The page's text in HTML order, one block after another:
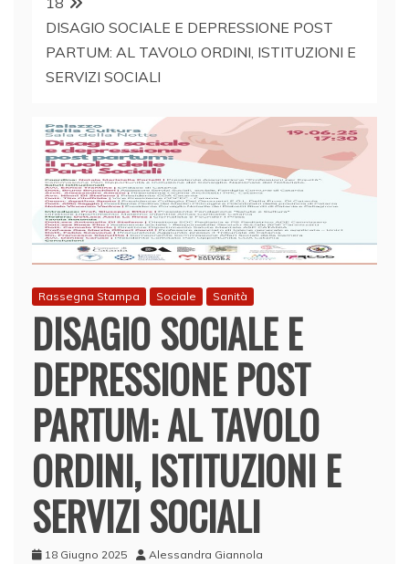
DISAGIO SOCIALE E DEPRESSIONE POST
PARTUM: AL TAVOLO ORDINI, ISTITUZIONI E
SERVIZI SOCIALI
Rassegna Stampa Sociale Sanità
DISAGIO SOCIALE E
DEPRESSIONE POST
PARTUM: AL TAVOLO
ORDINI, ISTITUZIONI E
SERVIZI SOCIALI
18 Giugno 2025 Alessandra Giannola